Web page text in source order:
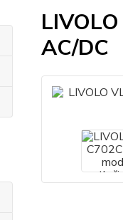
AC/DC